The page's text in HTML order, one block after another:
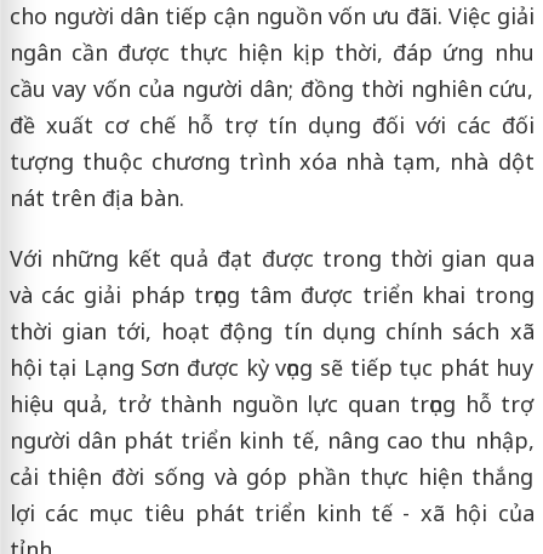
cho người dân tiếp cận nguồn vốn ưu đãi. Việc giải
ngân cần được thực hiện kịp thời, đáp ứng nhu
cầu vay vốn của người dân; đồng thời nghiên cứu,
đề xuất cơ chế hỗ trợ tín dụng đối với các đối
tượng thuộc chương trình xóa nhà tạm, nhà dột
nát trên địa bàn.
Với những kết quả đạt được trong thời gian qua
và các giải pháp trọng tâm được triển khai trong
thời gian tới, hoạt động tín dụng chính sách xã
hội tại Lạng Sơn được kỳ vọng sẽ tiếp tục phát huy
hiệu quả, trở thành nguồn lực quan trọng hỗ trợ
người dân phát triển kinh tế, nâng cao thu nhập,
cải thiện đời sống và góp phần thực hiện thắng
lợi các mục tiêu phát triển kinh tế - xã hội của